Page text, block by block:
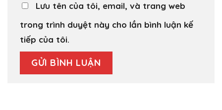
Lưu tên của tôi, email, và trang web
trong trình duyệt này cho lần bình luận kế
tiếp của tôi.